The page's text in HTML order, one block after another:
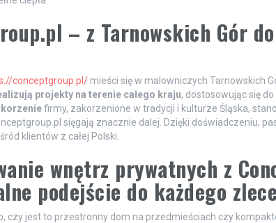
– z Tarnowskich Gór
conceptgroup.pl/mieści się w malowniczych Tarnowskich
projekty na terenie całego kraju, dostosowując się
korzeniefirmy, zakorzenione w tradycji i kulturze Śląska,
sięgają znacznie dalej. Dzięki doświadczeniu,
klientów z całej Polski.
wnętrz prywatnych z
podejście do każdego
czy jest to przestronny dom na przedmieściach czy